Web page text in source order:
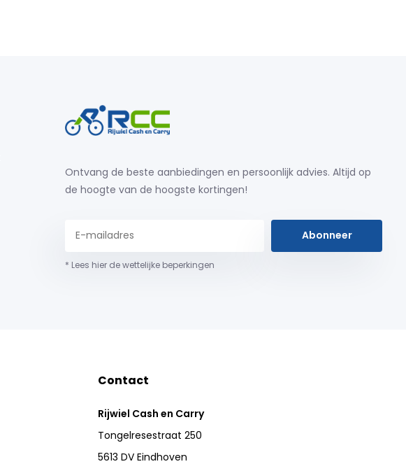
Ontvang de beste aanbiedingen en persoonlijk advies. Altijd op
de hoogte van de hoogste kortingen!
Abonneer
* Lees hier de wettelijke beperkingen
Contact
Rijwiel Cash en Carry
Tongelresestraat 250
5613 DV Eindhoven